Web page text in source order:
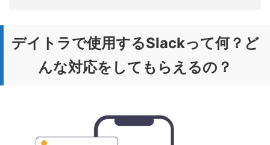
デイトラで使用するSlackって何？ど
んな対応をしてもらえるの？